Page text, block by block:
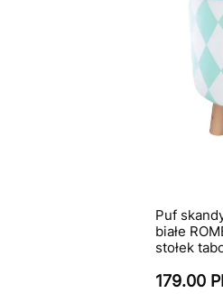
Puf
białe
stołek
179.00